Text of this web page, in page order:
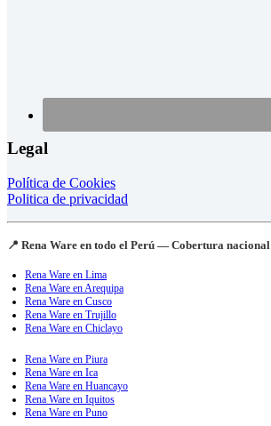
Legal
Política de Cookies
Politica de privacidad
📍 Rena Ware en todo el Perú — Cobertura nacional
Rena Ware en Lima
Rena Ware en Arequipa
Rena Ware en Cusco
Rena Ware en Trujillo
Rena Ware en Chiclayo
Rena Ware en Piura
Rena Ware en Ica
Rena Ware en Huancayo
Rena Ware en Iquitos
Rena Ware en Puno